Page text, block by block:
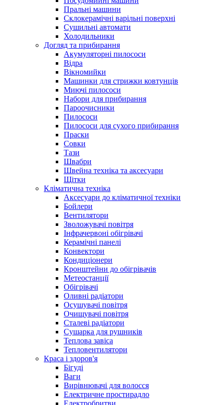
Пральні машини
Склокерамічні варільні поверхні
Сушильні автомати
Холодильники
Догляд та прибирання
Акумуляторні пилососи
Відра
Вікномийки
Машинки для стрижки ковтунців
Миючі пилососи
Набори для прибирання
Пароочисники
Пилососи
Пилососи для сухого прибирання
Праски
Совки
Тази
Швабри
Швейна техніка та аксесуари
Щітки
Кліматична техніка
Аксесуари до кліматичної техніки
Бойлери
Вентилятори
Зволожувачі повітря
Інфрачервоні обігрівачі
Керамічні панелі
Конвектори
Кондиціонери
Кронштейни до обігрівачів
Метеостанції
Обігрівачі
Оливні радіатори
Осушувачі повітря
Очищувачі повітря
Сталеві радіатори
Сушарка для рушників
Теплова завіса
Тепловентилятори
Краса і здоров'я
Бігуді
Ваги
Вирівнювачі для волосся
Електричне простирадло
Електробритви